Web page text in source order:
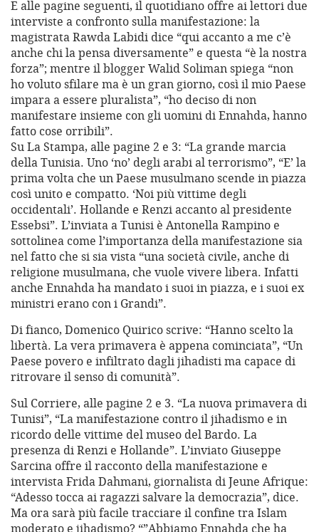
E alle pagine seguenti, il quotidiano offre ai lettori due
interviste a confronto sulla manifestazione: la
magistrata Rawda Labidi dice “qui accanto a me c’è
anche chi la pensa diversamente” e questa “è la nostra
forza”; mentre il blogger Walid Soliman spiega “non
ho voluto sfilare ma è un gran giorno, così il mio Paese
impara a essere pluralista”, “ho deciso di non
manifestare insieme con gli uomini di Ennahda, hanno
fatto cose orribili”.
Su La Stampa, alle pagine 2 e 3: “La grande marcia
della Tunisia. Uno ‘no’ degli arabi al terrorismo”, “E’ la
prima volta che un Paese musulmano scende in piazza
così unito e compatto. ‘Noi più vittime degli
occidentali’. Hollande e Renzi accanto al presidente
Essebsi”. L’inviata a Tunisi è Antonella Rampino e
sottolinea come l’importanza della manifestazione sia
nel fatto che si sia vista “una società civile, anche di
religione musulmana, che vuole vivere libera. Infatti
anche Ennahda ha mandato i suoi in piazza, e i suoi ex
ministri erano con i Grandi”.
Di fianco, Domenico Quirico scrive: “Hanno scelto la
libertà. La vera primavera è appena cominciata”, “Un
Paese povero e infiltrato dagli jihadisti ma capace di
ritrovare il senso di comunità”.
Sul Corriere, alle pagine 2 e 3. “La nuova primavera di
Tunisi”, “La manifestazione contro il jihadismo e in
ricordo delle vittime del museo del Bardo. La
presenza di Renzi e Hollande”. L’inviato Giuseppe
Sarcina offre il racconto della manifestazione e
intervista Frida Dahmani, giornalista di Jeune Afrique:
“Adesso tocca ai ragazzi salvare la democrazia”, dice.
Ma ora sarà più facile tracciare il confine tra Islam
moderato e jihadismo? “”Abbiamo Ennahda che ha